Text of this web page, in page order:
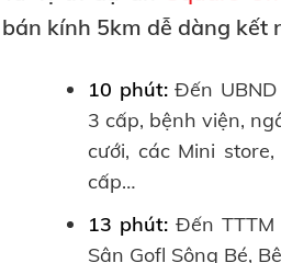
bán kính 5km dễ dàng kết
10 phút:Đến UBND
3 cấp, bệnh viện,
cưới, các Mini
cấp…
13 phút: Đến TTTM
Sân Gofl Sông Bé,